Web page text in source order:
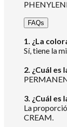
FAQs
1. ¿La
Sí, tiene la
2. ¿Cuál
3. ¿Cuál
La
CREAM.